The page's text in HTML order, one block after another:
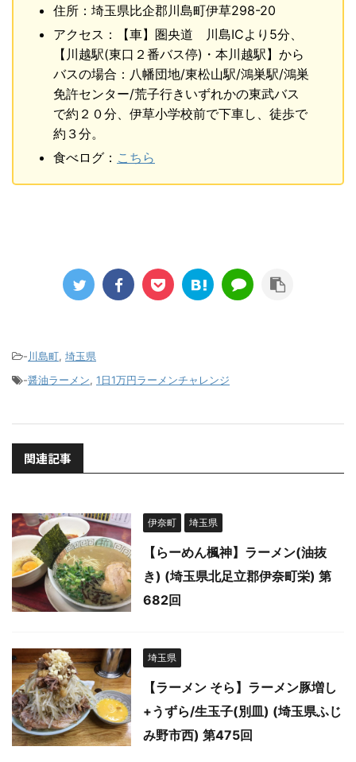
住所：埼玉県比企郡川島町伊草298-20
アクセス：【車】圏央道 川島ICより5分、
【川越駅(東口２番バス停)・本川越駅】から
バスの場合：八幡団地/東松山駅/鴻巣駅/鴻巣
免許センター/荒子行きいずれかの東武バス
で約２０分、伊草小学校前で下車し、徒歩で
約３分。
食べログ： こちら
-川島町, 埼玉県
-醤油ラーメン, 1日1万円ラーメンチャレンジ
関連記事
伊奈町 埼玉県
【らーめん楓神】ラーメン(油抜
き) (埼玉県北足立郡伊奈町栄) 第
682回
埼玉県
【ラーメン そら】ラーメン豚増し
+うずら/生玉子(別皿) (埼玉県ふじ
み野市西) 第475回